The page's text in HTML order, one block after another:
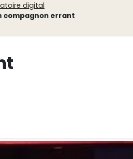
digital
compagnon errant